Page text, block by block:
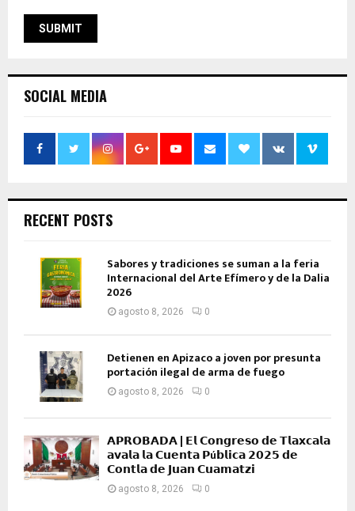
SOCIAL MEDIA
RECENT POSTS
Sabores y tradiciones se suman a la feria
Internacional del Arte Efímero y de la Dalia
2026
agosto 8, 2026 0
Detienen en Apizaco a joven por presunta
portación ilegal de arma de fuego
agosto 8, 2026 0
𝗔𝗣𝗥𝗢𝗕𝗔𝗗𝗔 | 𝗘𝗹 𝗖𝗼𝗻𝗴𝗿𝗲𝘀𝗼 𝗱𝗲 𝗧𝗹𝗮𝘅𝗰𝗮𝗹𝗮
𝗮𝘃𝗮𝗹𝗮 𝗹𝗮 𝗖𝘂𝗲𝗻𝘁𝗮 𝗣ú𝗯𝗹𝗶𝗰𝗮 𝟮𝟬𝟮𝟱 𝗱𝗲
𝗖𝗼𝗻𝘁𝗹𝗮 𝗱𝗲 𝗝𝘂𝗮𝗻 𝗖𝘂𝗮𝗺𝗮𝘁𝘇𝗶
agosto 8, 2026 0